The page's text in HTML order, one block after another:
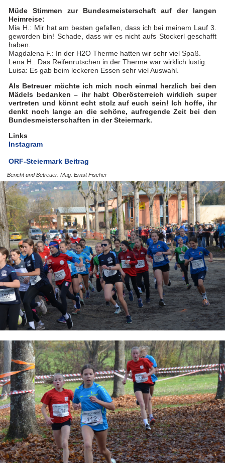
Müde Stimmen zur Bundesmeisterschaft auf der langen
Heimreise:
Mia H.: Mir hat am besten gefallen, dass ich bei meinem Lauf 3.
geworden bin! Schade, dass wir es nicht aufs Stockerl geschafft
haben.
Magdalena F.: In der H2O Therme hatten wir sehr viel Spaß.
Lena H.: Das Reifenrutschen in der Therme war wirklich lustig.
Luisa: Es gab beim leckeren Essen sehr viel Auswahl.
Als Betreuer möchte ich mich noch einmal herzlich bei den
Mädels bedanken – ihr habt Oberösterreich wirklich super
vertreten und könnt echt stolz auf euch sein! Ich hoffe, ihr
denkt noch lange an die schöne, aufregende Zeit bei den
Bundesmeisterschaften in der Steiermark.
Links
Instagram
ORF-Steiermark Beitrag
Bericht und Betreuer: Mag. Ernst Fischer